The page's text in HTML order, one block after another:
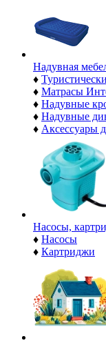
Надувная
♦
♦ Матрасы
♦ Надувные
♦ Надувные
♦ Аксессуары
Насосы,
♦ Насосы
♦ Картриджи